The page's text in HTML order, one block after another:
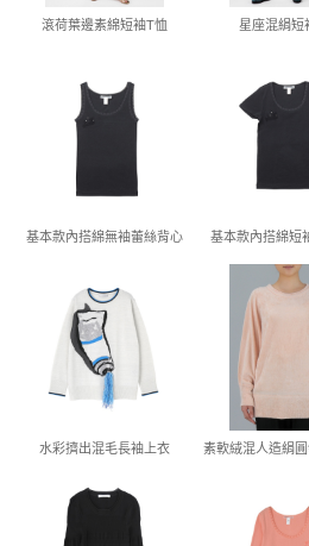
滾荷葉邊素綿短袖T恤 星座混絹短
基本款內搭綿無袖蕾絲背心 基本款內搭綿短
水彩擠出混毛長袖上衣 素軟絨混人造絹